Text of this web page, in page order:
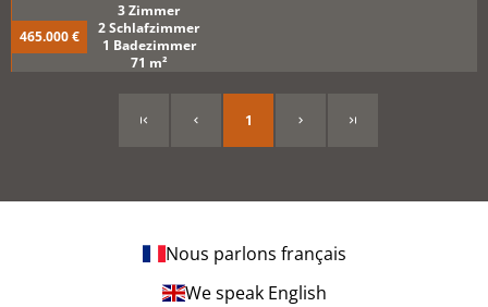
465.000 €
3 Zimmer
2 Schlafzimmer
1 Badezimmer
71 m²
1
Nous parlons français
We speak English